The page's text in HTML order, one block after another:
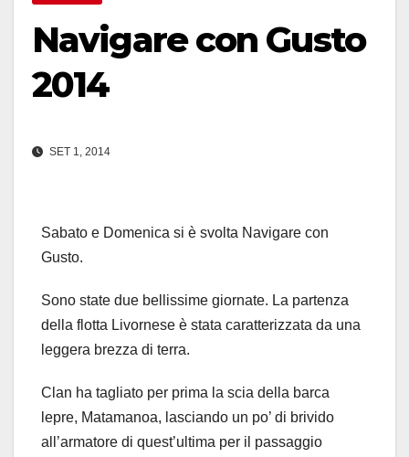
Navigare con Gusto
2014
SET 1, 2014
Sabato e Domenica si è svolta Navigare con
Gusto.
Sono state due bellissime giornate. La partenza
della flotta Livornese è stata caratterizzata da una
leggera brezza di terra.
Clan ha tagliato per prima la scia della barca
lepre, Matamanoa, lasciando un po’ di brivido
all’armatore di quest’ultima per il passaggio